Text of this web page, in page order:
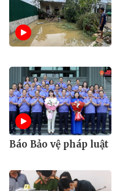
Báo Bảo vệ pháp luật